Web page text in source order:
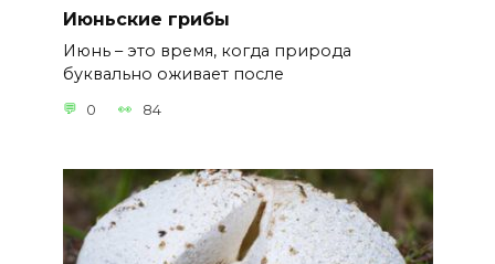
Июньские грибы
Июнь – это время, когда природа
буквально оживает после
0 84